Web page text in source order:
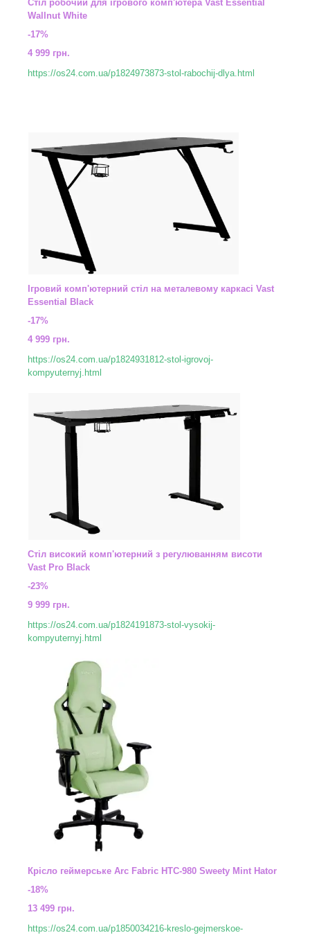
Стіл робочий для ігрового комп'ютера Vast Essential
Wallnut White
-17%
4 999 грн.
https://os24.com.ua/p1824973873-stol-rabochij-dlya.html
Ігровий комп'ютерний стіл на металевому каркасі Vast
Essential Black
-17%
4 999 грн.
https://os24.com.ua/p1824931812-stol-igrovoj-
kompyuternyj.html
Стіл високий комп'ютерний з регулюванням висоти
Vast Pro Black
-23%
9 999 грн.
https://os24.com.ua/p1824191873-stol-vysokij-
kompyuternyj.html
Крісло геймерське Arc Fabric HTC-980 Sweety Mint Hator
-18%
13 499 грн.
https://os24.com.ua/p1850034216-kreslo-gejmerskoe-